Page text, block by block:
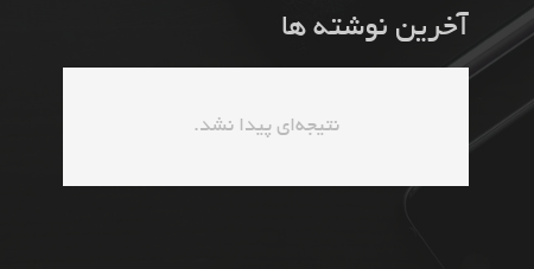
آخرین نوشته ها
نتیجه‌ای پیدا نشد.